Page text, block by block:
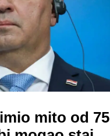
mito od 75